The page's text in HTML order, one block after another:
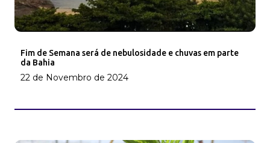
Fim de Semana será de nebulosidade e chuvas em parte
da Bahia
22 de Novembro de 2024